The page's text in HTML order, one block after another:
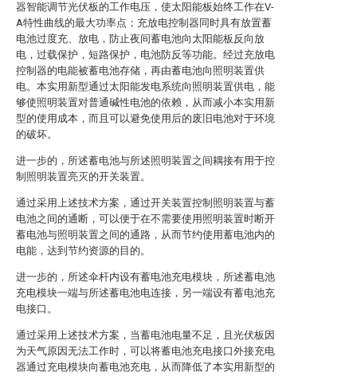
器智能调节光伏板的工作电压，使太阳能板始终工作在V-
A特性曲线的最大功率点；充放电控制器同时具有放置蓄
电池过度充、放电，防止夜间蓄电池向太阳能板反向放
电，过载保护，短路保护，电池防反等功能。经过充放电
控制器的电能被蓄电池存储，再由蓄电池向照明装置供
电。本实用新型通过太阳能发电系统向照明装置供电，能
够使照明装置对普通碱性电池的依赖，从而减小本实用新
型的使用成本，而且可以避免使用后的废旧电池对于环境
的破坏。
进一步的，所述蓄电池与所述照明装置之间耦接有用于控
制照明装置亮灭的开关装置。
通过采用上述技术方案，通过开关装置控制照明装置与蓄
电池之间的通断，可以便于在不需要使用照明装置时断开
蓄电池与照明装置之间的通路，从而节约使用蓄电池内的
电能，达到节约资源的目的。
进一步的，所述伞杆内设有蓄电池充电模块，所述蓄电池
充电模块一端与所述蓄电池电连接，另一端设有蓄电池充
电接口。
通过采用上述技术方案，当蓄电池电量不足，且光伏板因
为天气原因无法工作时，可以将蓄电池充电接口外接充电
器通过充电模块向蓄电池充电，从而降低了本实用新型的